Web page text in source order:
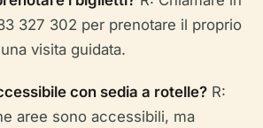
327 302 per prenotare il proprio
visita guidata.
con sedia a rotelle? R:
aree sono accessibili, ma